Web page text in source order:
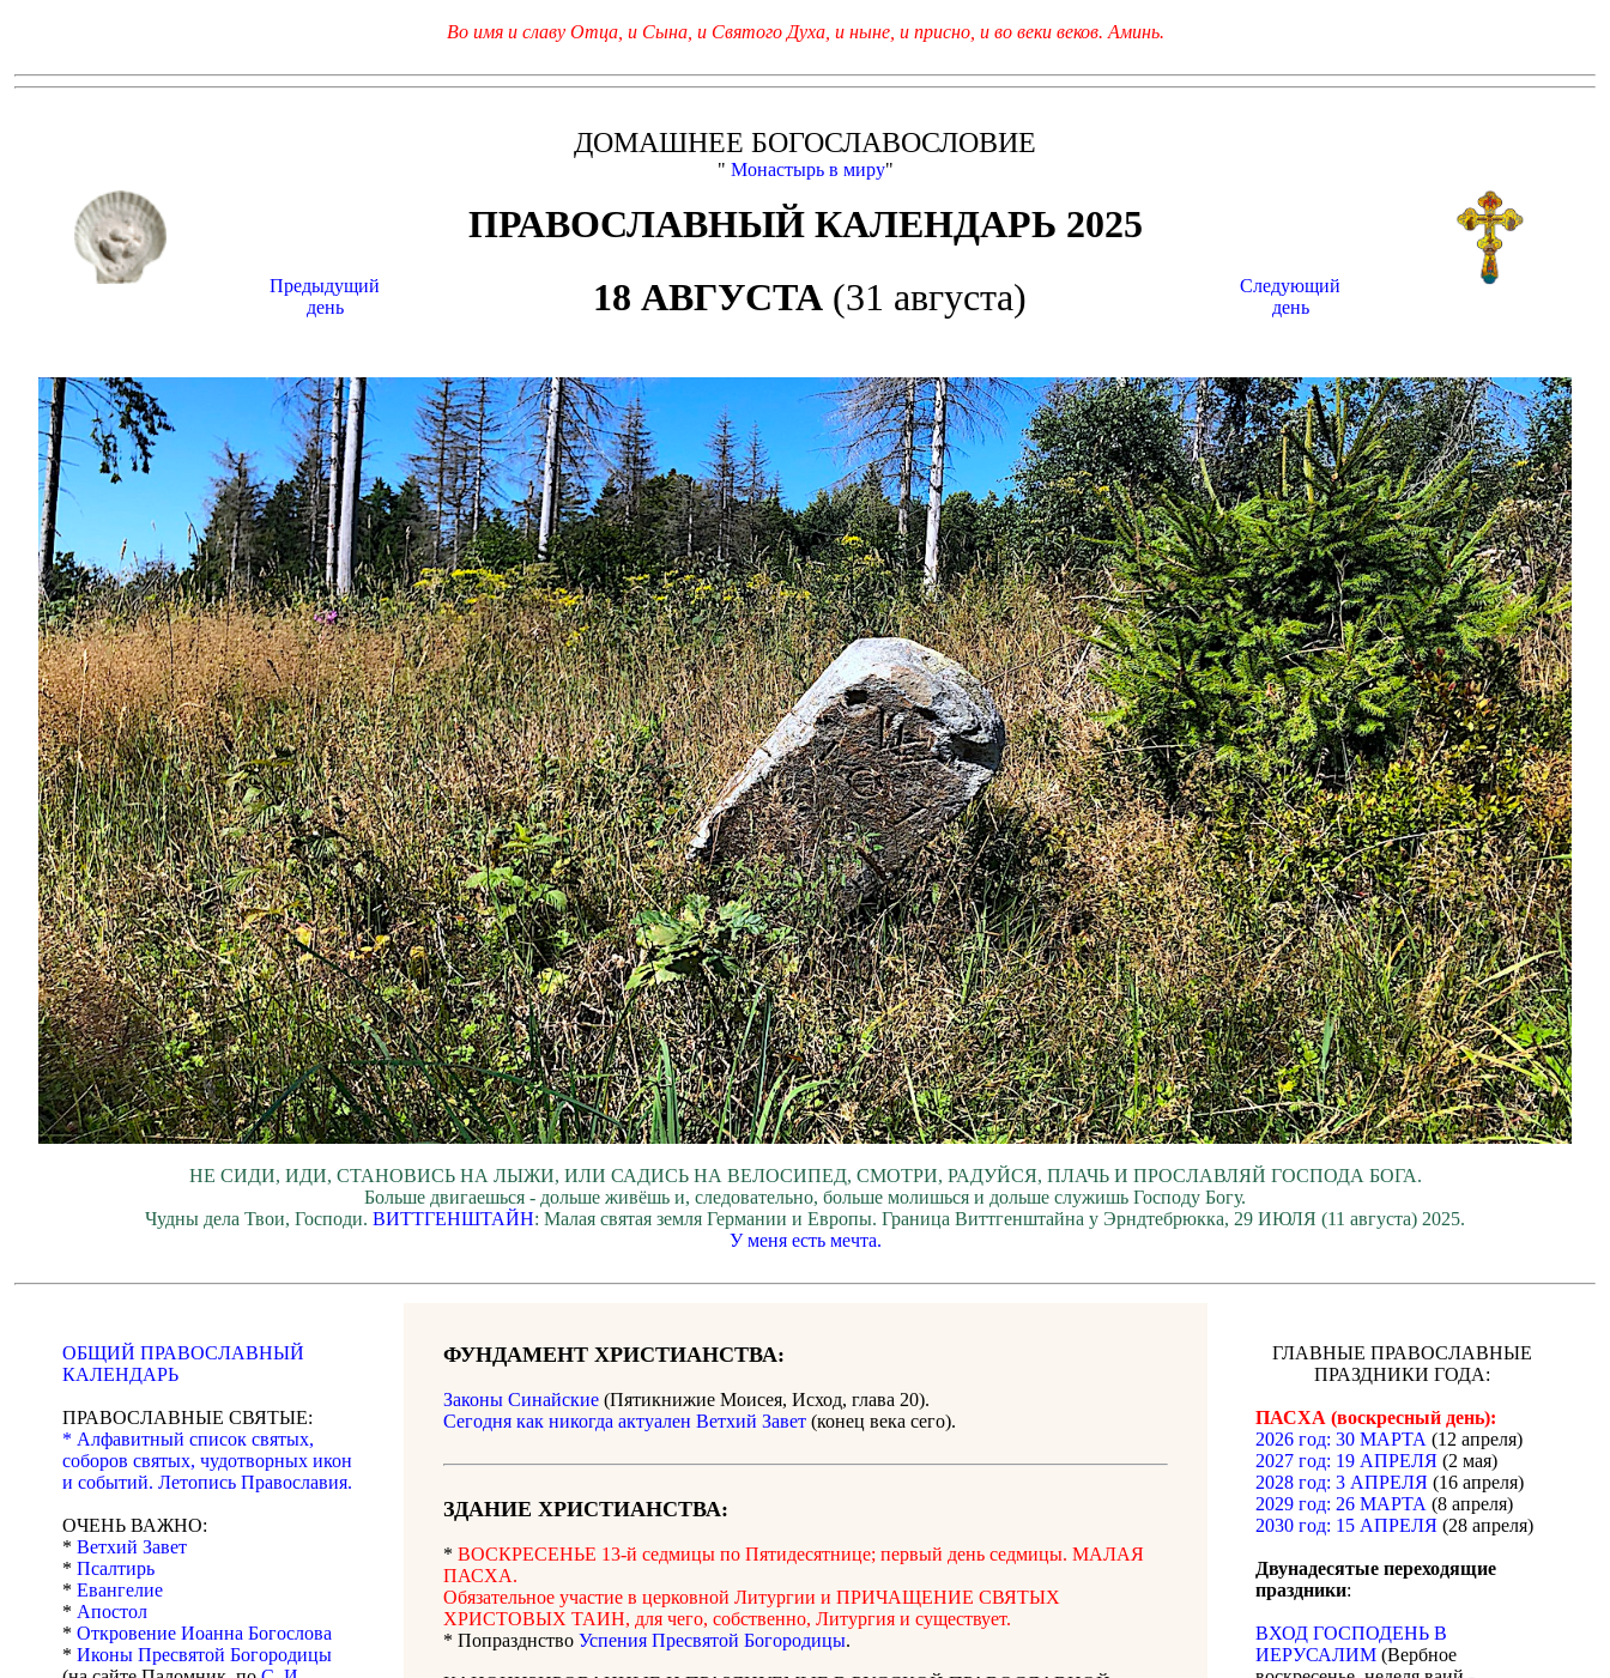
Во имя и славу Отца, и Сына, и Святого Духа, и ныне, и присно, и во веки веков. Аминь.
ДОМАШНЕЕ БОГОСЛАВОСЛОВИЕ
" Монастырь в миру"
ПРАВОСЛАВНЫЙ КАЛЕНДАРЬ 2025
Предыдущий
день
18 АВГУСТА (31 августа)
Следующий
день
НЕ СИДИ, ИДИ, СТАНОВИСЬ НА ЛЫЖИ, ИЛИ САДИСЬ НА ВЕЛОСИПЕД, СМОТРИ, РАДУЙСЯ, ПЛАЧЬ И ПРОСЛАВЛЯЙ ГОСПОДА БОГА.
Больше двигаешься - дольше живёшь и, следовательно, больше молишься и дольше служишь Господу Богу.
Чудны дела Твои, Господи. ВИТТГЕНШТАЙН: Малая святая земля Германии и Европы. Граница Виттгенштайна у Эрндтебрюкка, 29 ИЮЛЯ (11 августа) 2025.
У меня есть мечта.
ОБЩИЙ ПРАВОСЛАВНЫЙ
КАЛЕНДАРЬ
ПРАВОСЛАВНЫЕ СВЯТЫЕ:
* Алфавитный список святых,
соборов святых, чудотворных икон
и событий. Летопись Православия.
ОЧЕНЬ ВАЖНО:
* Ветхий Завет
* Псалтирь
* Евангелие
* Апостол
* Откровение Иоанна Богослова
* Иконы Пресвятой Богородицы
ФУНДАМЕНТ ХРИСТИАНСТВА:
Законы Синайские (Пятикнижие Моисея, Исход, глава 20).
Сегодня как никогда актуален Ветхий Завет (конец века сего).
ЗДАНИЕ ХРИСТИАНСТВА:
* ВОСКРЕСЕНЬЕ 13-й седмицы по Пятидесятнице; первый день седмицы. МАЛАЯ
ПАСХА.
Обязательное участие в церковной Литургии и ПРИЧАЩЕНИЕ СВЯТЫХ
ХРИСТОВЫХ ТАИН, для чего, собственно, Литургия и существует.
* Попразднство Успения Пресвятой Богородицы.
ГЛАВНЫЕ ПРАВОСЛАВНЫЕ
ПРАЗДНИКИ ГОДА:
ПАСХА (воскресный день):
2026 год: 30 МАРТА (12 апреля)
2027 год: 19 АПРЕЛЯ (2 мая)
2028 год: 3 АПРЕЛЯ (16 апреля)
2029 год: 26 МАРТА (8 апреля)
2030 год: 15 АПРЕЛЯ (28 апреля)
Двунадесятые переходящие
праздники:
ВХОД ГОСПОДЕНЬ В
ИЕРУСАЛИМ (Вербное